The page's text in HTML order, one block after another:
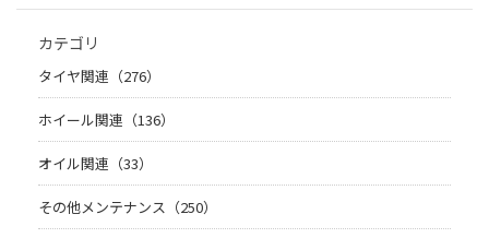
カテゴリ
タイヤ関連（276）
ホイール関連（136）
オイル関連（33）
その他メンテナンス（250）